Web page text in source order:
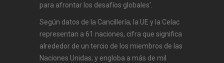
para afrontar los desafíos globales'.
Según datos de la Cancillería, la UE y la Celac
representan a 61 naciones, cifra que significa
alrededor de un tercio de los miembros de las
Naciones Unidas, y engloba a más de mil